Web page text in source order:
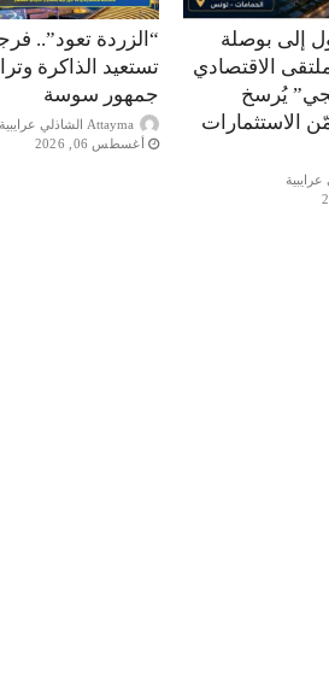
“الزردة تعود”..
تستعيد الذاكرة
جمهور سوسة
Attayma الشاذلي عرايبية
أغسطس 06, 2026
إلى بوصلة
الاقتصادي
يُرسخ
الاستثمارات